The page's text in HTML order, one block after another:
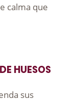
calma que
HUESOS
sus